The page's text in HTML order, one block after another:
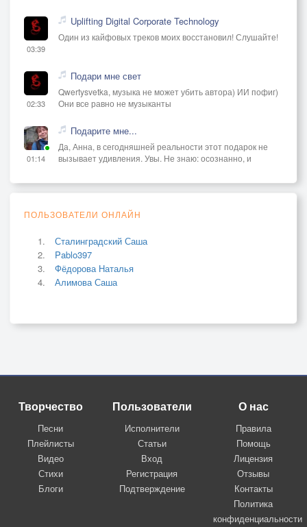
03:39
Uplifting Digital Corporate Technology
Один из кайфовых треков моих восстановил! Слушайте!
02:33
Подари мне свет
Qwertysvetka, музыка не может убить автора) ИИ пофиг)
Они все равно не музыканты
01:14
Подарите мне...
Да, Анна, в сегодняшней реальности этот подарок не
вызывает удивления. Увы. Не знаю: осознанно, и
ПОЛЬЗОВАТЕЛИ ОНЛАЙН
Сталинградский Саша
Pablo397
Фёдорова Наталья
Алимова Саша
Творчество
Песни
Плейлисты
Видео
Стихи
Блоги
Пользователи
Исполнители
Статьи
Вход
Регистрация
Подтверждение
О нас
Правила
Помощь
Лицензия
Отзывы
Контакты
Политика
конфиденциальности